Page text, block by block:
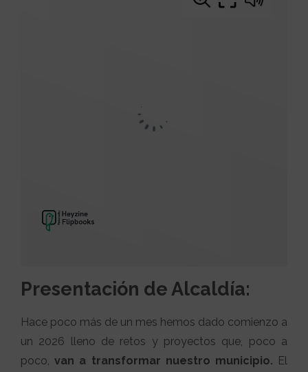
Presentación de Alcaldía:
Hace poco más de un mes hemos dado comienzo a
un 2026 lleno de retos y proyectos que, poco a
poco,van a transformar nuestro municipio. El